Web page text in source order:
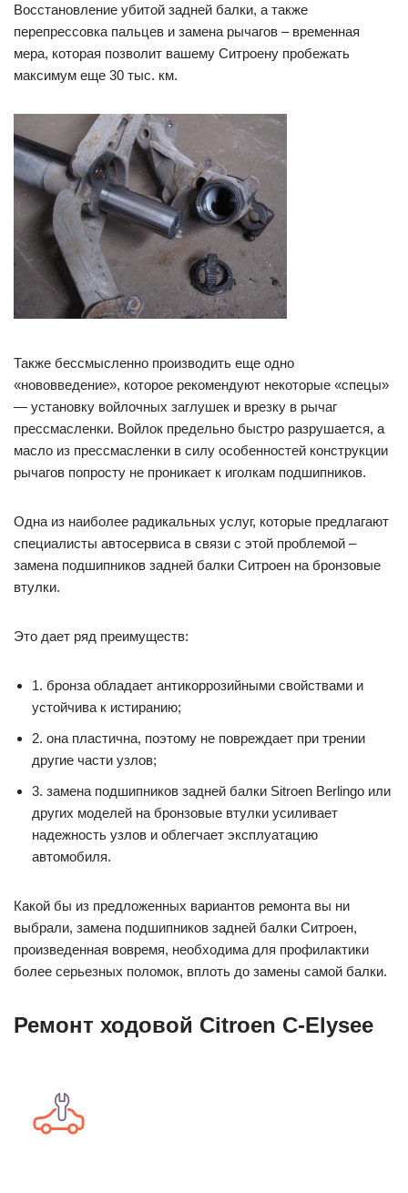
Восстановление убитой задней балки, а также
перепрессовка пальцев и замена рычагов – временная
мера, которая позволит вашему Ситроену пробежать
максимум еще 30 тыс. км.
Также бессмысленно производить еще одно
«нововведение», которое рекомендуют некоторые «спецы»
— установку войлочных заглушек и врезку в рычаг
прессмасленки. Войлок предельно быстро разрушается, а
масло из прессмасленки в силу особенностей конструкции
рычагов попросту не проникает к иголкам подшипников.
Одна из наиболее радикальных услуг, которые предлагают
специалисты автосервиса в связи с этой проблемой –
замена подшипников задней балки Ситроен на бронзовые
втулки.
Это дает ряд преимуществ:
1. бронза обладает антикоррозийными свойствами и
устойчива к истиранию;
2. она пластична, поэтому не повреждает при трении
другие части узлов;
3. замена подшипников задней балки Sitroen Berlingo или
других моделей на бронзовые втулки усиливает
надежность узлов и облегчает эксплуатацию
автомобиля.
Какой бы из предложенных вариантов ремонта вы ни
выбрали, замена подшипников задней балки Ситроен,
произведенная вовремя, необходима для профилактики
более серьезных поломок, вплоть до замены самой балки.
Ремонт ходовой Citroen C-Elysee